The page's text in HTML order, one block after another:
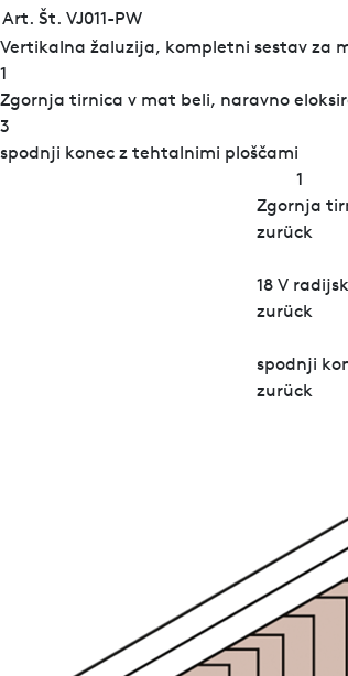
Art. Št. VJ011-PW
Vertikalna žaluzija, kompletni sestav za
1
Zgornja tirnica v mat beli, naravno
3
spodnji konec z tehtalnimi ploščami
1
Zgornja
zurück
18 V
zurück
spodnji
zurück